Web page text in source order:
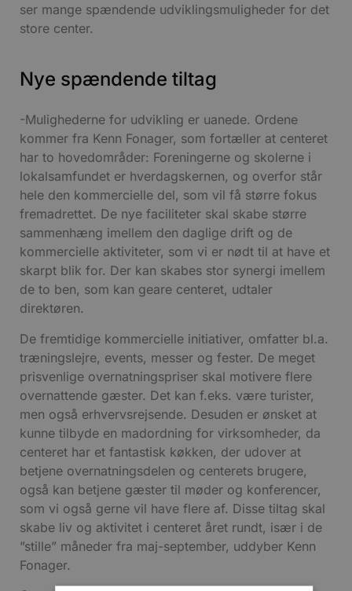
ser mange spændende udviklingsmuligheder for det
store center.
Nye spændende tiltag
-Mulighederne for udvikling er uanede. Ordene
kommer fra Kenn Fonager, som fortæller at centeret
har to hovedområder: Foreningerne og skolerne i
lokalsamfundet er hverdagskernen, og overfor står
hele den kommercielle del, som vil få større fokus
fremadrettet. De nye faciliteter skal skabe større
sammenhæng imellem den daglige drift og de
kommercielle aktiviteter, som vi er nødt til at have et
skarpt blik for. Der kan skabes stor synergi imellem
de to ben, som kan geare centeret, udtaler
direktøren.
De fremtidige kommercielle initiativer, omfatter bl.a.
træningslejre, events, messer og fester. De meget
prisvenlige overnatningspriser skal motivere flere
overnattende gæster. Det kan f.eks. være turister,
men også erhvervsrejsende. Desuden er ønsket at
kunne tilbyde en madordning for virksomheder, da
centeret har et fantastisk køkken, der udover at
betjene overnatningsdelen og centerets brugere,
også kan betjene gæster til møder og konferencer,
som vi også gerne vil have flere af. Disse tiltag skal
skabe liv og aktivitet i centeret året rundt, især i de
”stille” måneder fra maj-september, uddyber Kenn
Fonager.